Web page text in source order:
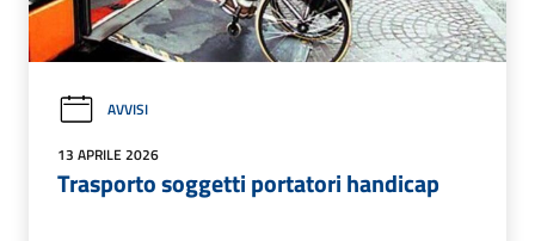
AVVISI
13 APRILE 2026
Trasporto soggetti portatori handicap